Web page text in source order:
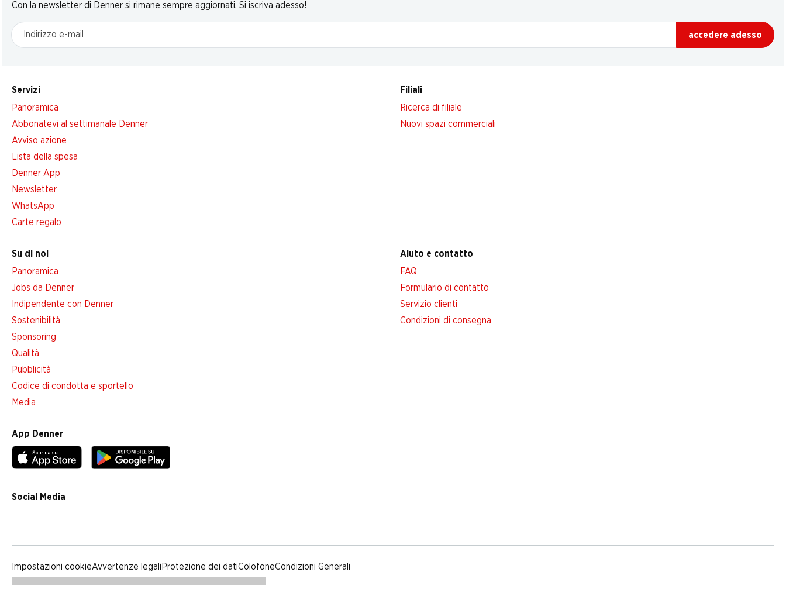
Con la newsletter di Denner si rimane sempre aggiornati. Si iscriva adesso!
Indirizzo e-mail
accedere adesso
Servizi
Panoramica
Abbonatevi al settimanale Denner
Avviso azione
Lista della spesa
Denner App
Newsletter
WhatsApp
Carte regalo
Filiali
Ricerca di filiale
Nuovi spazi commerciali
Su di noi
Panoramica
Jobs da Denner
Indipendente con Denner
Sostenibilità
Sponsoring
Qualità
Pubblicità
Codice di condotta e sportello
Media
Aiuto e contatto
FAQ
Formulario di contatto
Servizio clienti
Condizioni di consegna
App Denner
Social Media
Impostazioni cookieAvvertenze legali Protezione dei datiColofoneCondizioni Generali